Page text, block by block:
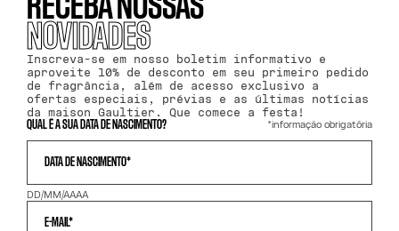
RECEBA NOSSAS
NOVIDADES
Inscreva-se em nosso boletim informativo e
aproveite 10% de desconto em seu primeiro pedido
de fragrância, além de acesso exclusivo a
ofertas especiais, prévias e as últimas notícias
da maison Gaultier. Que comece a festa!
QUAL É A SUA DATA DE NASCIMENTO? *informação obrigatória
DATA DE NASCIMENTO*
DD/MM/AAAA
E-MAIL*